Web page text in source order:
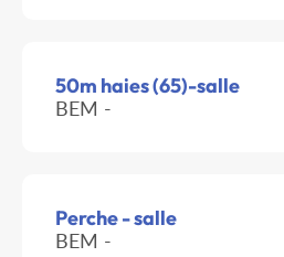
50m haies (65)-salle
BEM -
Perche - salle
BEM -